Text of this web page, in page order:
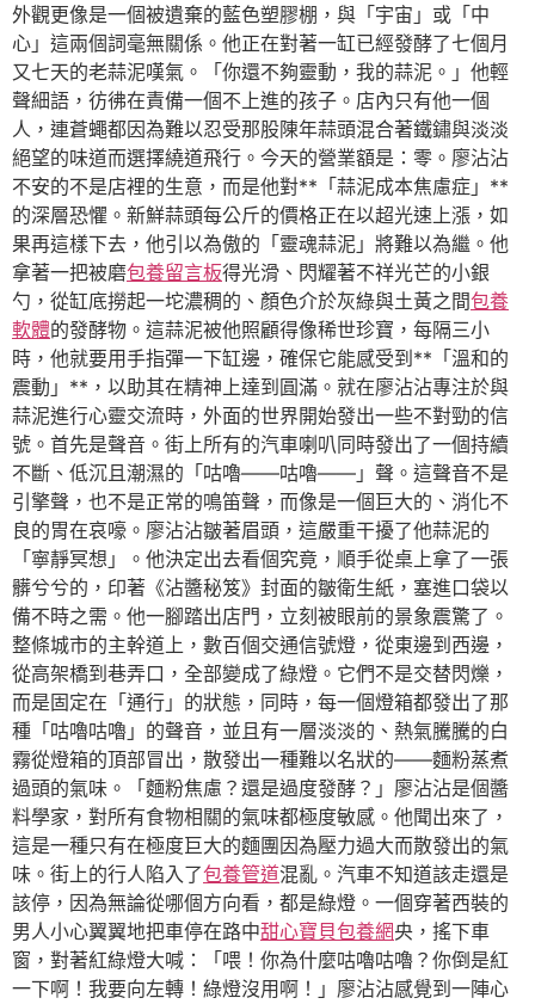
外觀更像是一個被遺棄的藍色塑膠棚，與「宇宙」或「中
心」這兩個詞毫無關係。他正在對著一缸已經發酵了七個月
又七天的老蒜泥嘆氣。「你還不夠靈動，我的蒜泥。」他輕
聲細語，彷彿在責備一個不上進的孩子。店內只有他一個
人，連蒼蠅都因為難以忍受那股陳年蒜頭混合著鐵鏽與淡淡
絕望的味道而選擇繞道飛行。今天的營業額是：零。廖沾沾
不安的不是店裡的生意，而是他對**「蒜泥成本焦慮症」**
的深層恐懼。新鮮蒜頭每公斤的價格正在以超光速上漲，如
果再這樣下去，他引以為傲的「靈魂蒜泥」將難以為繼。他
拿著一把被磨包養留言板得光滑、閃耀著不祥光芒的小銀
勺，從缸底撈起一坨濃稠的、顏色介於灰綠與土黃之間包養
軟體的發酵物。這蒜泥被他照顧得像稀世珍寶，每隔三小
時，他就要用手指彈一下缸邊，確保它能感受到**「溫和的
震動」**，以助其在精神上達到圓滿。就在廖沾沾專注於與
蒜泥進行心靈交流時，外面的世界開始發出一些不對勁的信
號。首先是聲音。街上所有的汽車喇叭同時發出了一個持續
不斷、低沉且潮濕的「咕嚕——咕嚕——」聲。這聲音不是
引擎聲，也不是正常的鳴笛聲，而像是一個巨大的、消化不
良的胃在哀嚎。廖沾沾皺著眉頭，這嚴重干擾了他蒜泥的
「寧靜冥想」。他決定出去看個究竟，順手從桌上拿了一張
髒兮兮的，印著《沾醬秘笈》封面的皺衛生紙，塞進口袋以
備不時之需。他一腳踏出店門，立刻被眼前的景象震驚了。
整條城市的主幹道上，數百個交通信號燈，從東邊到西邊，
從高架橋到巷弄口，全部變成了綠燈。它們不是交替閃爍，
而是固定在「通行」的狀態，同時，每一個燈箱都發出了那
種「咕嚕咕嚕」的聲音，並且有一層淡淡的、熱氣騰騰的白
霧從燈箱的頂部冒出，散發出一種難以名狀的——麵粉蒸煮
過頭的氣味。「麵粉焦慮？還是過度發酵？」廖沾沾是個醬
料學家，對所有食物相關的氣味都極度敏感。他聞出來了，
這是一種只有在極度巨大的麵團因為壓力過大而散發出的氣
味。街上的行人陷入了包養管道混亂。汽車不知道該走還是
該停，因為無論從哪個方向看，都是綠燈。一個穿著西裝的
男人小心翼翼地把車停在路中甜心寶貝包養網央，搖下車
窗，對著紅綠燈大喊：「喂！你為什麼咕嚕咕嚕？你倒是紅
一下啊！我要向左轉！綠燈沒用啊！」廖沾沾感覺到一陣心